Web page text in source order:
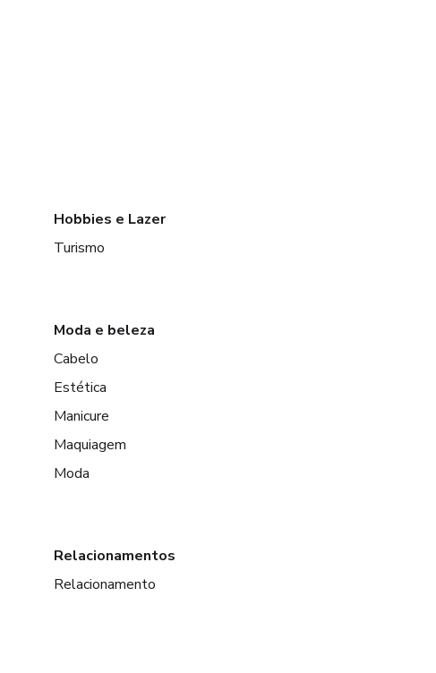
Hobbies e Lazer
Turismo
Moda e beleza
Cabelo
Estética
Manicure
Maquiagem
Moda
Relacionamentos
Relacionamento